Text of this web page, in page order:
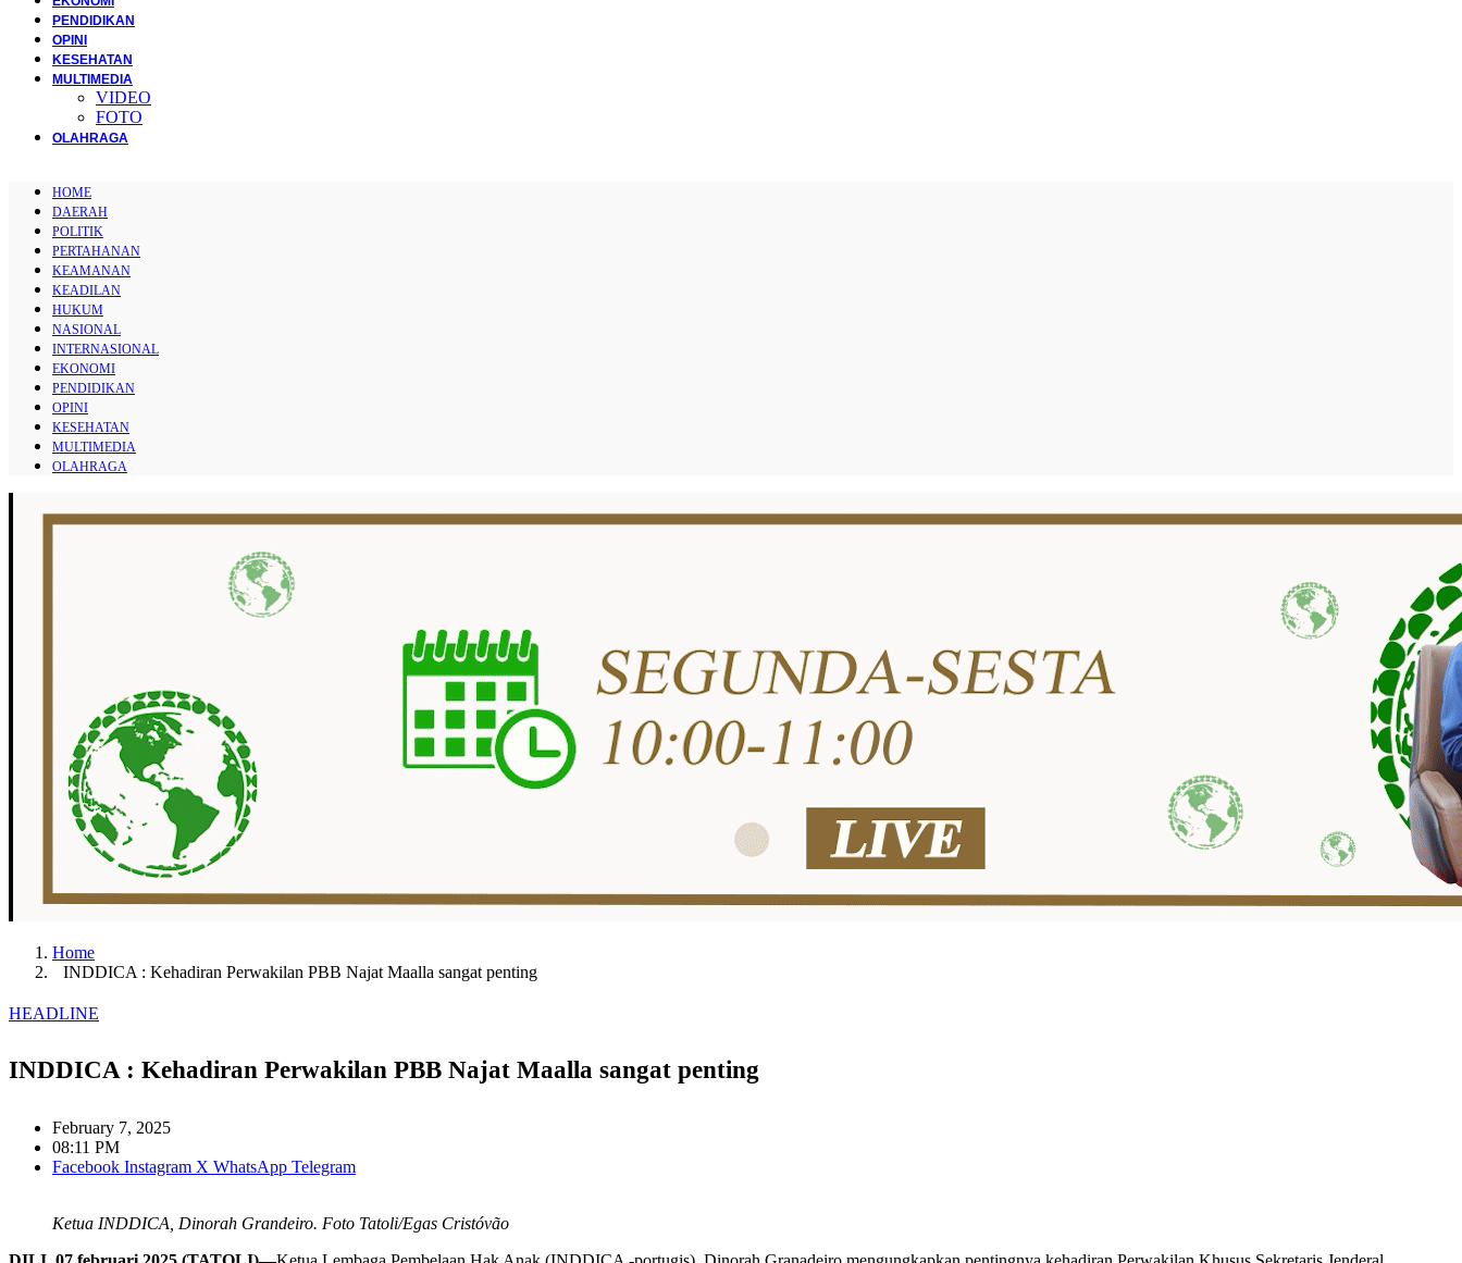
PENDIDIKAN
OPINI
KESEHATAN
MULTIMEDIA
VIDEO
FOTO
OLAHRAGA
HOME
DAERAH
POLITIK
PERTAHANAN
KEAMANAN
KEADILAN
HUKUM
NASIONAL
INTERNASIONAL
EKONOMI
PENDIDIKAN
OPINI
KESEHATAN
MULTIMEDIA
OLAHRAGA
Home
INDDICA : Kehadiran Perwakilan PBB Najat Maalla sangat penting
HEADLINE
INDDICA : Kehadiran Perwakilan PBB Najat Maalla sangat penting
February 7, 2025
08:11 PM
Facebook Instagram X WhatsApp Telegram
Ketua INDDICA, Dinorah Grandeiro. Foto Tatoli/Egas Cristóvão